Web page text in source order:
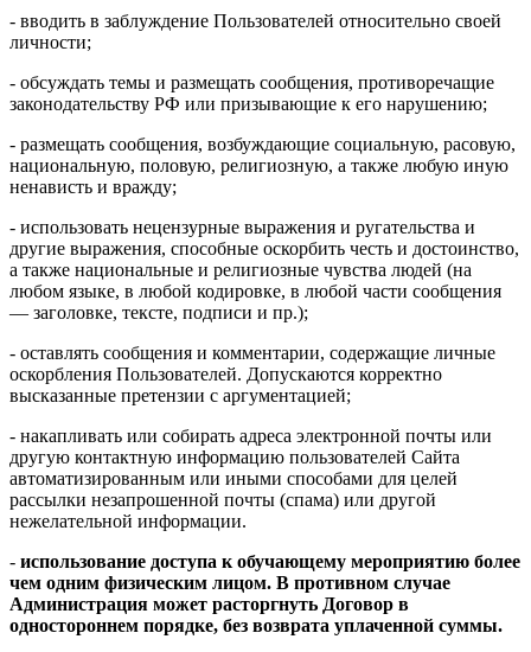
- вводить в заблуждение Пользователей относительно своей
личности;
- обсуждать темы и размещать сообщения, противоречащие
законодательству РФ или призывающие к его нарушению;
- размещать сообщения, возбуждающие социальную, расовую,
национальную, половую, религиозную, а также любую иную
ненависть и вражду;
- использовать нецензурные выражения и ругательства и
другие выражения, способные оскорбить честь и достоинство,
а также национальные и религиозные чувства людей (на
любом языке, в любой кодировке, в любой части сообщения
— заголовке, тексте, подписи и пр.);
- оставлять сообщения и комментарии, содержащие личные
оскорбления Пользователей. Допускаются корректно
высказанные претензии с аргументацией;
- накапливать или собирать адреса электронной почты или
другую контактную информацию пользователей Сайта
автоматизированным или иными способами для целей
рассылки незапрошенной почты (спама) или другой
нежелательной информации.
- использование доступа к обучающему мероприятию более
чем одним физическим лицом. В противном случае
Администрация может расторгнуть Договор в
одностороннем порядке, без возврата уплаченной суммы.